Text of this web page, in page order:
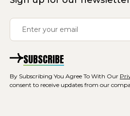
SUBSCRIBE
By Subscribing You Agree To With Our
consent to receive updates from our